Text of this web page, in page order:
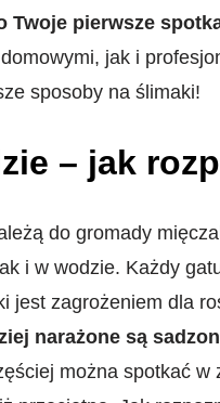
pierwsze
jak i
sposoby na ślimaki!
– jak
do gromady
i w wodzie. Każdy
jest zagrożeniem dla
narażone są
można spotkać w